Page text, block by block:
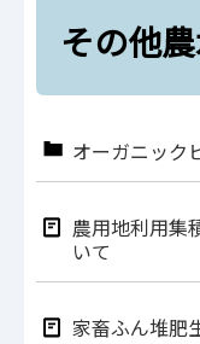
その他
オーガニック
農用地利用集
いて
家畜ふん堆肥